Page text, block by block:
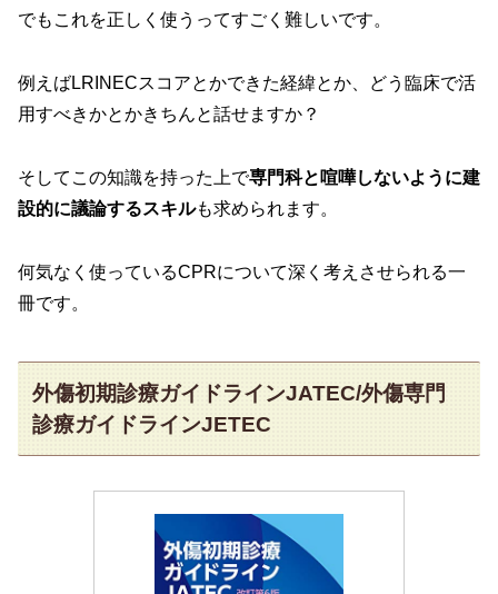
でもこれを正しく使うってすごく難しいです。
例えばLRINECスコアとかできた経緯とか、どう臨床で活
用すべきかとかきちんと話せますか？
そしてこの知識を持った上で専門科と喧嘩しないように建
設的に議論するスキルも求められます。
何気なく使っているCPRについて深く考えさせられる一
冊です。
外傷初期診療ガイドラインJATEC/外傷専門
診療ガイドラインJETEC